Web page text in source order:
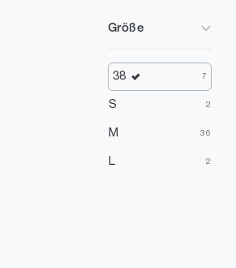
Größe
38 7
S 2
M 36
L 2